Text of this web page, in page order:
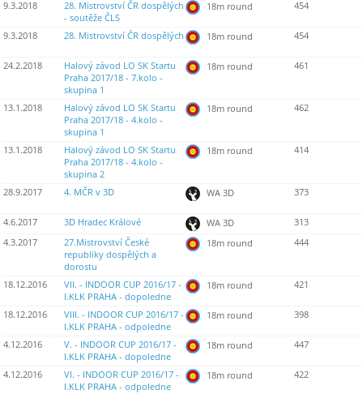
9.3.2018
28. Mistrovství ČR dospělých
- soutěže ČLS
18m round 454
9.3.2018 28. Mistrovství ČR dospělých 18m round 454
24.2.2018
Halový závod LO SK Startu
Praha 2017/18 - 7.kolo -
skupina 1
18m round 461
13.1.2018
Halový závod LO SK Startu
Praha 2017/18 - 4.kolo -
skupina 1
18m round 462
13.1.2018
Halový závod LO SK Startu
Praha 2017/18 - 4.kolo -
skupina 2
18m round 414
28.9.2017 4. MČR v 3D WA 3D 373
4.6.2017 3D Hradec Králové WA 3D
313
4.3.2017
27.Mistrovství České
republiky dospělých a
dorostu
18m round 444
18.12.2016
VII. - INDOOR CUP 2016/17 -
I.KLK PRAHA - dopoledne
18m round 421
18.12.2016
VIII. - INDOOR CUP 2016/17 -
I.KLK PRAHA - odpoledne
18m round 398
4.12.2016
V. - INDOOR CUP 2016/17 -
I.KLK PRAHA - dopoledne
18m round 447
4.12.2016
VI. - INDOOR CUP 2016/17 -
I.KLK PRAHA - odpoledne
18m round 422